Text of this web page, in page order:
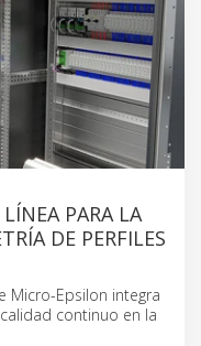
PARA LA
DE PERFILES
Micro-Epsilon integra
continuo en la